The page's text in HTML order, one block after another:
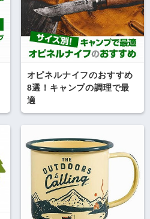
オピネルナイフのおすすめ
8選！キャンプの調理で最
適